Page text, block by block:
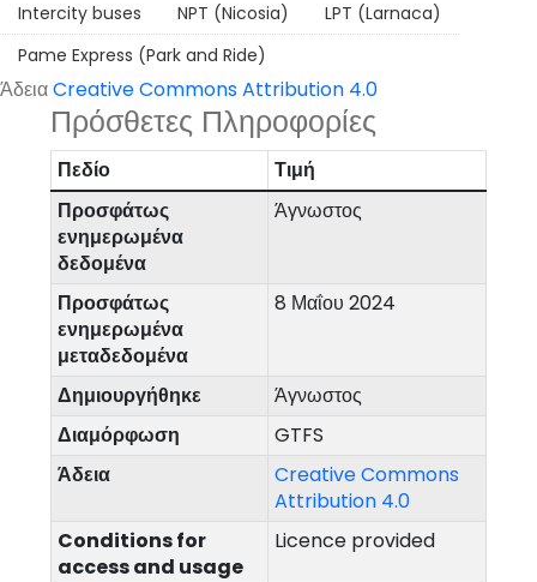
Intercity buses
NPT (Nicosia)
LPT (Larnaca)
Pame Express (Park and Ride)
ΆδειαCreative Commons Attribution 4.0
Πρόσθετες Πληροφορίες
Πεδίο
Τιμή
Προσφάτως
ενημερωμένα
δεδομένα
Άγνωστος
Προσφάτως
ενημερωμένα
μεταδεδομένα
8 Μαΐου 2024
Δημιουργήθηκε
Άγνωστος
Διαμόρφωση
GTFS
Άδεια
Creative Commons
Attribution 4.0
Conditions for
access and usage
Licence provided